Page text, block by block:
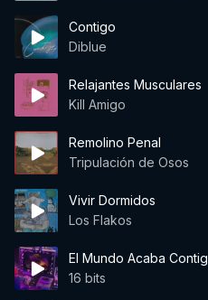
Contigo
Diblue
Relajantes Musculares
Kill Amigo
Remolino Penal
Tripulación de Osos
Vivir Dormidos
Los Flakos
El Mundo Acaba
16 bits